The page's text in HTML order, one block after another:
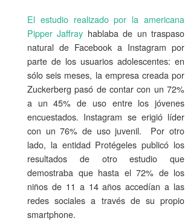
El estudio realizado por la americana
Pipper Jaffray hablaba de un traspaso
natural de Facebook a Instagram por
parte de los usuarios adolescentes: en
sólo seis meses, la empresa creada por
Zuckerberg pasó de contar con un 72%
a un 45% de uso entre los jóvenes
encuestados. Instagram se erigió líder
con un 76% de uso juvenil. Por otro
lado, la entidad Protégeles publicó los
resultados de otro estudio que
demostraba que hasta el 72% de los
niños de 11 a 14 años accedían a las
redes sociales a través de su propio
smartphone.